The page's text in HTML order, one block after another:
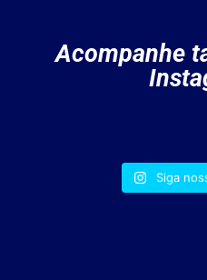
Acompanhe
Siga